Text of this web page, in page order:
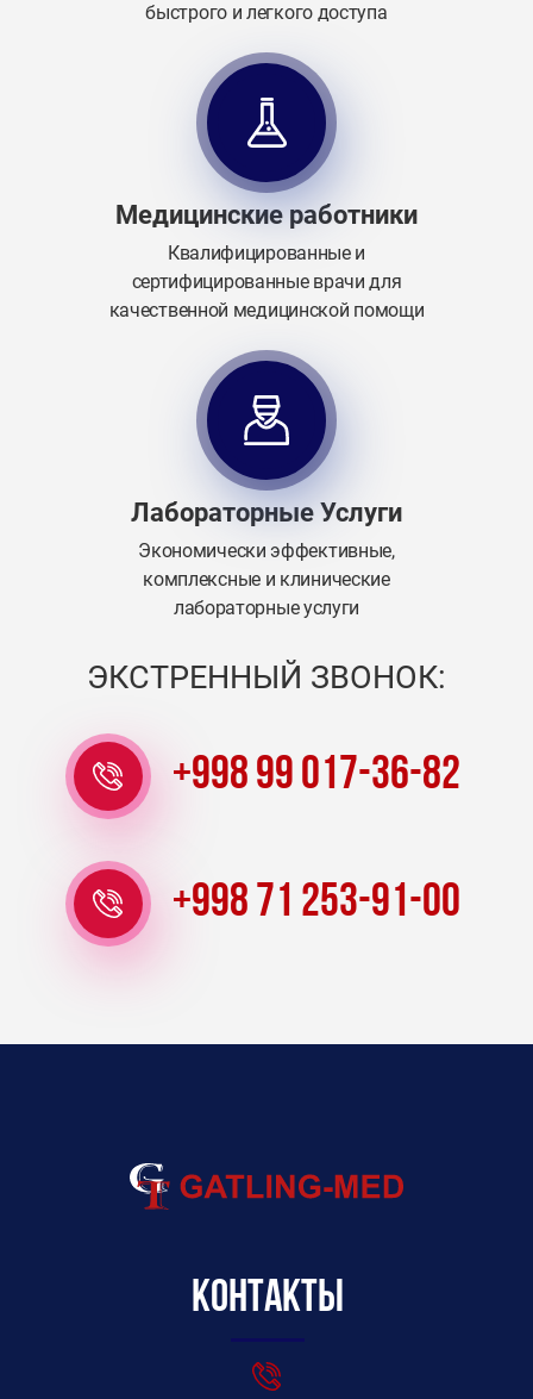
быстрого и легкого доступа
Медицинские работники
Квалифицированные и
сертифицированные врачи для
качественной медицинской помощи
Лабораторные Услуги
Экономически эффективные,
комплексные и клинические
лабораторные услуги
ЭКСТРЕННЫЙ ЗВОНОК:
+998 99 017-36-82
+998 71 253-91-00
Контакты